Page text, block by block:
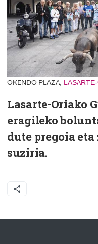
OKENDO PLAZA,
Lasarte-Oriako
eragileko
dute pregoia
suziria.